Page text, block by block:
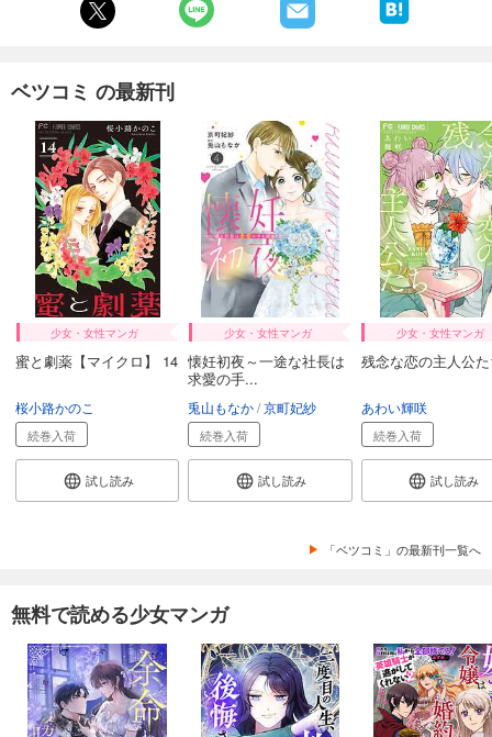
ベツコミ の最新刊
少女・女性マンガ
蜜と劇薬【マイクロ】 14
桜小路かのこ
続巻入荷
試し読み
少女・女性マンガ
懐妊初夜～一途な社長は
求愛の手...
兎山もなか 京町妃紗
続巻入荷
試し読み
少女・女性マンガ
残念な恋の主人公
あわい輝咲
続巻入荷
試し読み
「ベツコミ」の最新刊一覧へ
無料で読める少女マンガ